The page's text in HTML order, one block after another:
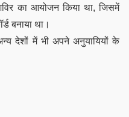
का आयोजन किया था, जिसमें
बनाया था।
देशों में भी अपने अनुयायियों के